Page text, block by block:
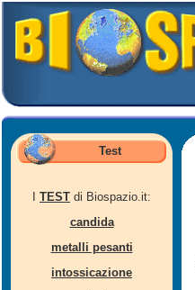
Test
TEST di Biospazio.it:
candida
metalli pesanti
intossicazione